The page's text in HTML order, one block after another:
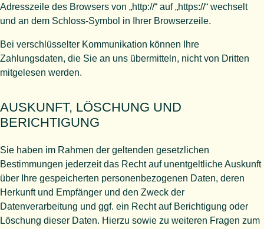
Adresszeile des Browsers von „http://“ auf „https://“ wechselt
und an dem Schloss-Symbol in Ihrer Browserzeile.
Bei verschlüsselter Kommunikation können Ihre
Zahlungsdaten, die Sie an uns übermitteln, nicht von Dritten
mitgelesen werden.
AUSKUNFT, LÖSCHUNG UND
BERICHTIGUNG
Sie haben im Rahmen der geltenden gesetzlichen
Bestimmungen jederzeit das Recht auf unentgeltliche Auskunft
über Ihre gespeicherten personenbezogenen Daten, deren
Herkunft und Empfänger und den Zweck der
Datenverarbeitung und ggf. ein Recht auf Berichtigung oder
Löschung dieser Daten. Hierzu sowie zu weiteren Fragen zum